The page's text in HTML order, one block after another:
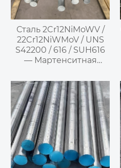
Сталь 2Cr12NiMoWV /
22Cr12NiWMoV / UNS
S42200 / 616 / SUH616
— Мартенситная